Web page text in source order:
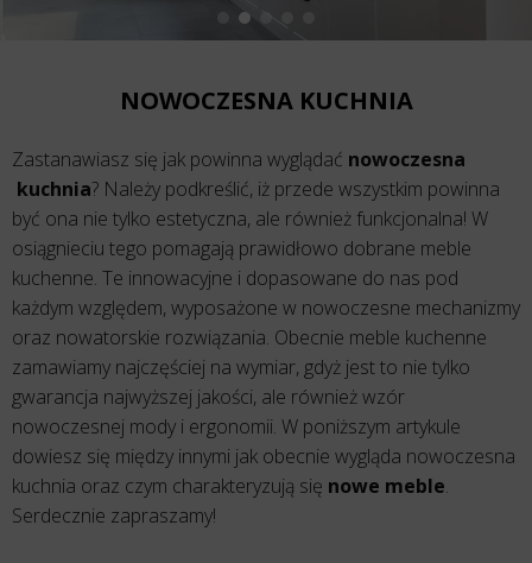
NOWOCZESNA KUCHNIA
Zastanawiasz się jak powinna wyglądać nowoczesna
kuchnia? Należy podkreślić, iż przede wszystkim powinna
być ona nie tylko estetyczna, ale również funkcjonalna! W
osiągnieciu tego pomagają prawidłowo dobrane meble
kuchenne. Te innowacyjne i dopasowane do nas pod
każdym względem, wyposażone w nowoczesne mechanizmy
oraz nowatorskie rozwiązania. Obecnie meble kuchenne
zamawiamy najczęściej na wymiar, gdyż jest to nie tylko
gwarancja najwyższej jakości, ale również wzór
nowoczesnej mody i ergonomii. W poniższym artykule
dowiesz się między innymi jak obecnie wygląda nowoczesna
kuchnia oraz czym charakteryzują się nowe meble.
Serdecznie zapraszamy!